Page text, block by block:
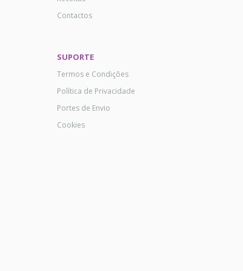
Contactos
SUPORTE
Termos e Condições
Política de Privacidade
Portes de Envio
Cookies